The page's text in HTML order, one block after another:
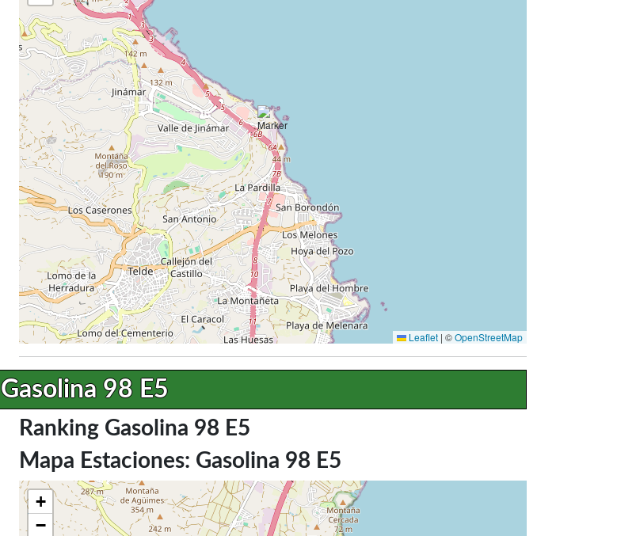
Leaflet | ©OpenStreetMap
Gasolina 98 E5
Ranking Gasolina 98 E5
Mapa Estaciones: Gasolina 98 E5
+
−